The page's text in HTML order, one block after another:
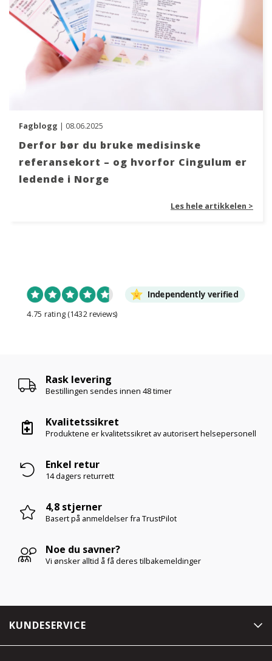
Fagblogg | 08.06.2025
Derfor bør du bruke medisinske
referansekort – og hvorfor Cingulum er
ledende i Norge
Les hele artikkelen >
Independently verified
4.75 rating (1432 reviews)
Rask levering
Bestillingen sendes innen 48 timer
Kvalitetssikret
Produktene er kvalitetssikret av autorisert helsepersonell
Enkel retur
14 dagers returrett
4,8 stjerner
Basert på anmeldelserfra TrustPilot
Noe du savner?
Vi ønsker alltid å få deres tilbakemeldinger
KUNDESERVICE